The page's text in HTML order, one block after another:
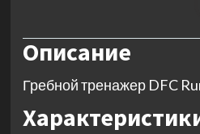
Описание
Гребной тренажер DFC